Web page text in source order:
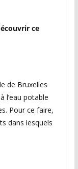
ce
de Bruxelles
l’eau potable
Pour ce faire,
dans lesquels